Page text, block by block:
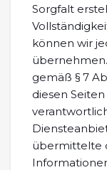
Sorgfalt
können wir
gemäß § 7
diesen
übermittelte